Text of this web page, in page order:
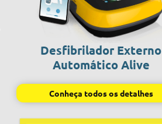
Desfibrilador Externo
Automático Alive
Conheça todos os detalhes